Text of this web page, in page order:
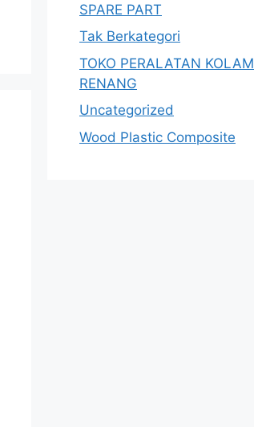
SPARE PART
Tak Berkategori
TOKO PERALATAN KOLAM
RENANG
Uncategorized
Wood Plastic Composite